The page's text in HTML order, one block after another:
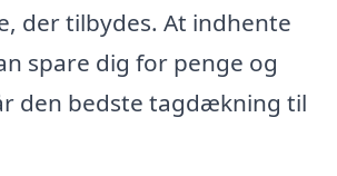
der tilbydes. At indhente
spare dig for penge og
den bedste tagdækning til